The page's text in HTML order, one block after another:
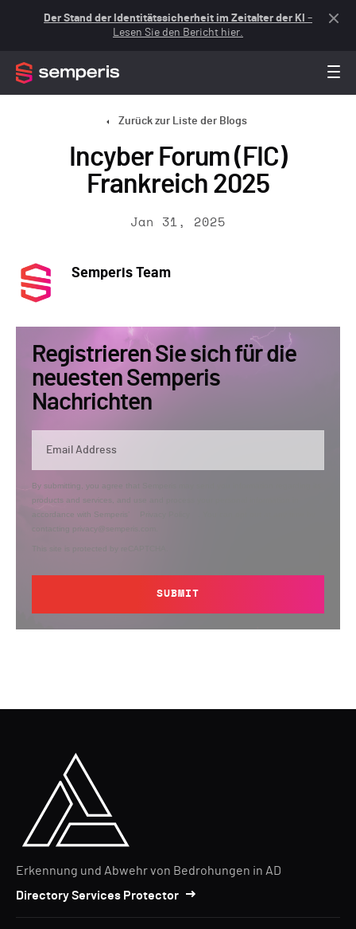
Der Stand der Identitätssicherheit im Zeitalter der KI –
Lesen Sie den Bericht hier.
Zurück zur Liste der Blogs
Incyber Forum (FIC)
Frankreich 2025
Jan 31, 2025
Semperis Team
Registrieren Sie sich für die
neuesten Semperis
Nachrichten
By submitting, you agree that Semperis may send you information regarding its
products and services, and use and process your personal information in
accordance with Semperis’
contacting privacy@semperis.com.
SUBMIT
Erkennung und Abwehr von Bedrohungen in AD
Directory Services Protector